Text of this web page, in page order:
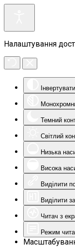
Налаштування
Темний
Світлий
Низька
Висока
Виділити
Виділити
Читач з
Режим